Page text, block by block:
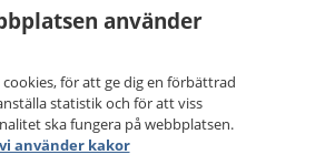
använder
för att ge dig en förbättrad
statistik och för att viss
ska fungera på webbplatsen.
använder kakor